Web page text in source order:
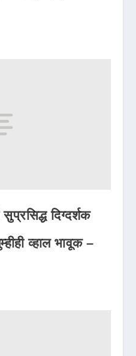
सुप्रसिद्ध दिग्दर्शक
व्हाल भावूक –